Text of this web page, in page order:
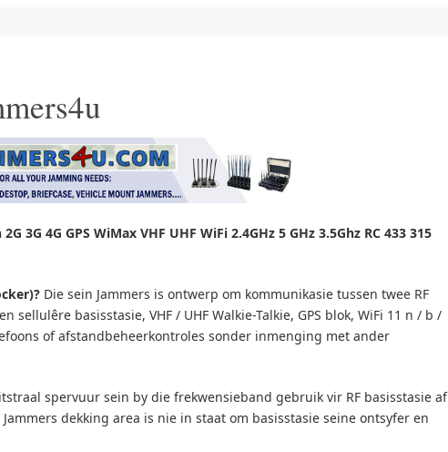
3G 4G GPS WiMax VHF UHF WiFi 2.4GHz 5 GHz 3.5Ghz RC 433 315
Die sein Jammers is ontwerp om kommunikasie tussen twee RF
sellulêre basisstasie, VHF / UHF Walkie-Talkie, GPS blok, WiFi 11 n / b /
of afstandbeheerkontroles sonder inmenging met ander
spervuur sein by die frekwensieband gebruik vir RF basisstasie af
dekking area is nie in staat om basisstasie seine ontsyfer en